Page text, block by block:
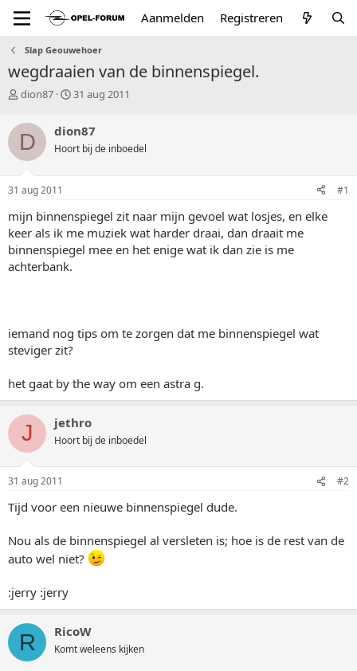
Aanmelden Registreren
Slap Geouwehoer
wegdraaien van de binnenspiegel.
T
p
i
c
s
a
t
e
r
dion87
S
r
t
a
m
31 aug 2011
D dion87
Hoort bij de inboedel
31 aug 2011 #1
mijn binnenspiegel zit naar mijn gevoel wat losjes, en elke
keer als ik me muziek wat harder draai, dan draait me
binnenspiegel mee en het enige wat ik dan zie is me
achterbank.
iemand nog tips om te zorgen dat me binnenspiegel wat
steviger zit?
het gaat by the way om een astra g.
J jethro
Hoort bij de inboedel
31 aug 2011 #2
Tijd voor een nieuwe binnenspiegel dude.
Nou als de binnenspiegel al versleten is; hoe is de rest van de
auto wel niet?
:jerry :jerry
R RicoW
Komt weleens kijken